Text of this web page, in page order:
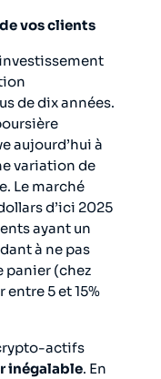
vos clients
de dix années.
aujourd’hui à
variation de
Le marché
d’ici 2025
ayant un
à ne pas
panier (chez
5 et 15%
actifs
inégalable. En